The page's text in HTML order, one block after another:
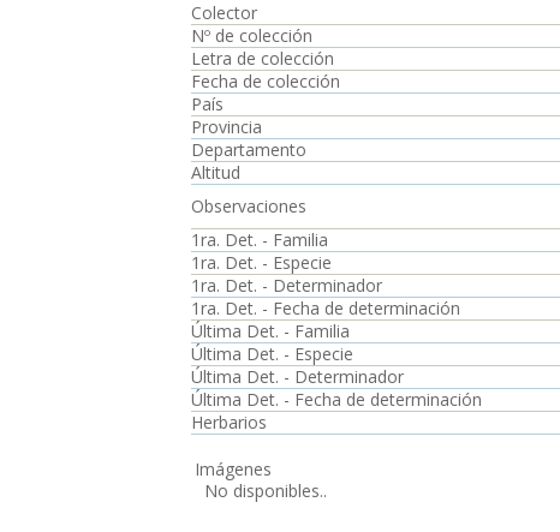
Colector
Nº de colección
Letra de colección
Fecha de colección
País
Provincia
Departamento
Altitud
Observaciones
1ra. Det. - Familia
1ra. Det. - Especie
1ra. Det. - Determinador
1ra. Det. - Fecha de determinación
Última Det. - Familia
Última Det. - Especie
Última Det. - Determinador
Última Det. - Fecha de determinación
Herbarios
Imágenes
No disponibles..